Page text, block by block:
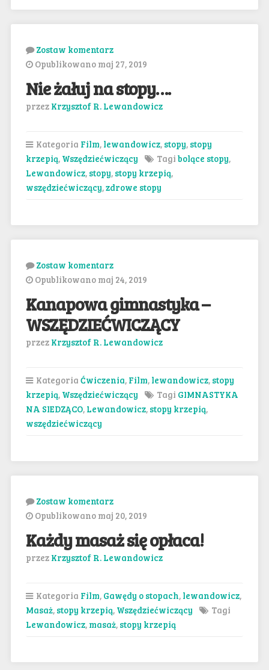
Zostaw komentarz
Opublikowano maj 27, 2019
Nie żałuj na stopy….
przez Krzysztof R. Lewandowicz
Kategoria Film, lewandowicz, stopy, stopy
krzepią, Wszędziećwiczący Tagi bolące stopy,
Lewandowicz, stopy, stopy krzepią,
wszędziećwiczący,zdrowe stopy
Zostaw komentarz
Opublikowano maj 24, 2019
Kanapowa gimnastyka –
WSZĘDZIEĆWICZĄCY
przez Krzysztof R. Lewandowicz
Kategoria Ćwiczenia, Film, lewandowicz, stopy
krzepią, Wszędziećwiczący Tagi GIMNASTYKA
NA SIEDZĄCO, Lewandowicz, stopy krzepią,
wszędziećwiczący
Zostaw komentarz
Opublikowano maj 20, 2019
Każdy masaż się opłaca!
przez Krzysztof R. Lewandowicz
Kategoria Film, Gawędy o stopach, lewandowicz,
Masaż, stopy krzepią, Wszędziećwiczący
Tagi
Lewandowicz, masaż, stopy krzepią